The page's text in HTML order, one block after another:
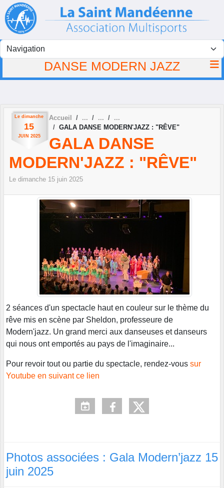
DANSE MODERN JAZZ
Le dimanche
15
JUIN 2025
Accueil
GALA DANSE MODERN'JAZZ : "RÊVE"
GALA DANSE
MODERN'JAZZ : "RÊVE"
Le dimanche 15 juin 2025
2 séances d'un spectacle haut en couleur sur le thème du
rêve mis en scène par Sheldon, professeure de
Modern'jazz. Un grand merci aux danseuses et danseurs
qui nous ont emportés au pays de l'imaginaire...
Pour revoir tout ou partie du spectacle, rendez-vous sur
Youtube en suivant ce lien
Photos associées : Gala Modern’jazz 15
juin 2025
Panneau de gestion des cookies